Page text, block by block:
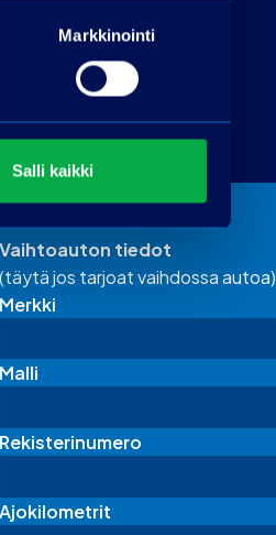
Markkinointi
Salli kaikki
Vaihtoauton tiedot
(täytä jos tarjoat vaihdossa autoa)
Merkki
Malli
Rekisterinumero
Ajokilometrit